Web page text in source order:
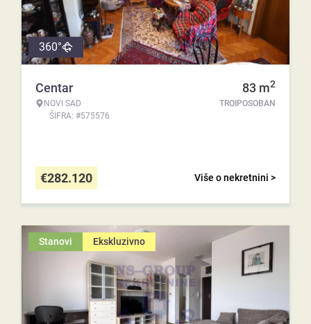
360°
Centar
NOVI SAD
ŠIFRA: #575576
83 m2
TROIPOSOBAN
Više o nekretnini >
€282.120
Stanovi Ekskluzivno